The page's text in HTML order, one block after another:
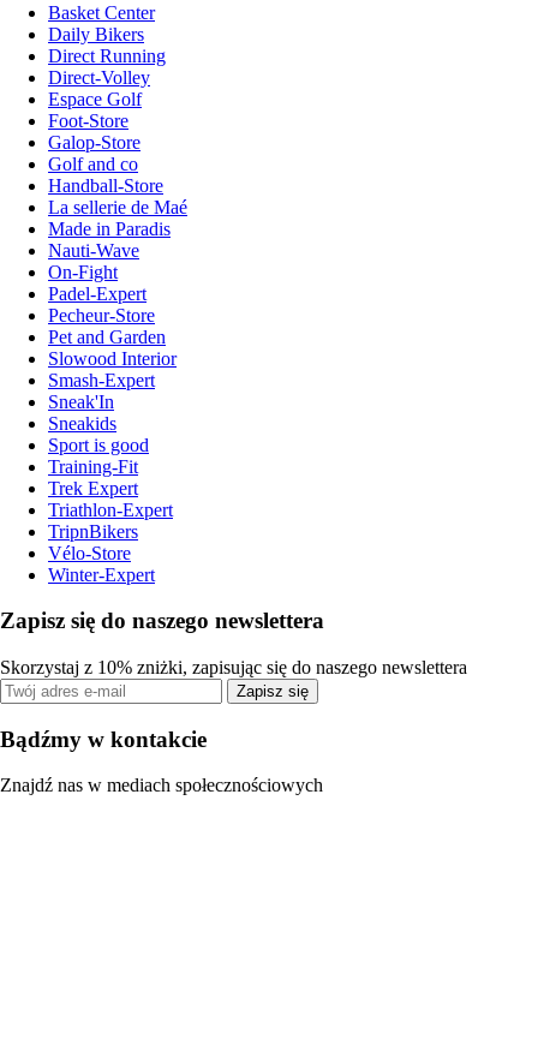
Basket Center
Daily Bikers
Direct Running
Direct-Volley
Espace Golf
Foot-Store
Galop-Store
Golf and co
Handball-Store
La sellerie de Maé
Made in Paradis
Nauti-Wave
On-Fight
Padel-Expert
Pecheur-Store
Pet and Garden
Slowood Interior
Smash-Expert
Sneak'In
Sneakids
Sport is good
Training-Fit
Trek Expert
Triathlon-Expert
TripnBikers
Vélo-Store
Winter-Expert
Zapisz się do naszego newslettera
Skorzystaj z 10% zniżki, zapisując się do naszego newslettera
Zapisz się
Bądźmy w kontakcie
Znajdź nas w mediach społecznościowych